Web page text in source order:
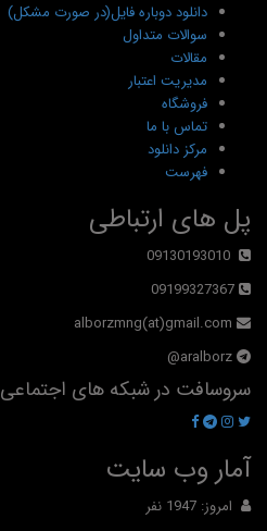
دانلود دوباره فایل(در صورت مشکل)
سوالات متداول
مقالات
مدیریت اعتبار
فروشگاه
تماس با ما
مرکز دانلود
فهرست
پل های ارتباطی
09130193010
09199327367
alborzmng(at)gmail.com
aralborz@
سروسافت در شبکه های اجتماعی
آمار وب سایت
امروز: 1947 نفر